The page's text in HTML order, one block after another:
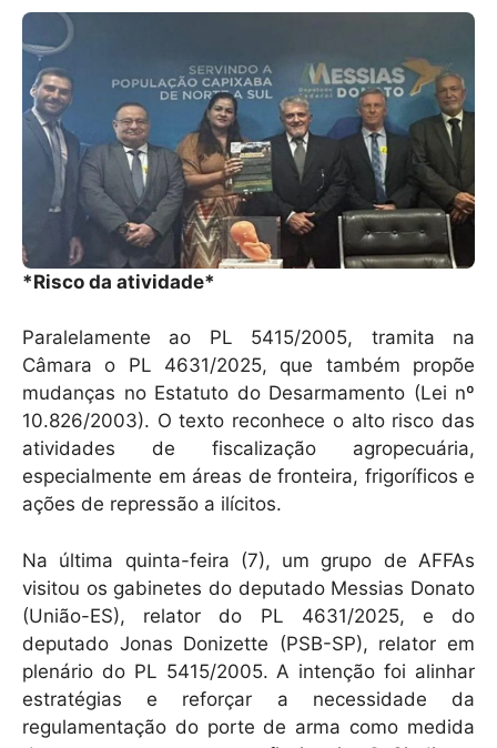
*Risco da atividade*
Paralelamente ao PL 5415/2005, tramita na
Câmara o PL 4631/2025, que também propõe
mudanças no Estatuto do Desarmamento (Lei nº
10.826/2003). O texto reconhece o alto risco das
atividades de fiscalização agropecuária,
especialmente em áreas de fronteira, frigoríficos e
ações de repressão a ilícitos.
Na última quinta-feira (7), um grupo de AFFAs
visitou os gabinetes do deputado Messias Donato
(União-ES), relator do PL 4631/2025, e do
deputado Jonas Donizette (PSB-SP), relator em
plenário do PL 5415/2005. A intenção foi alinhar
estratégias e reforçar a necessidade da
regulamentação do porte de arma como medida